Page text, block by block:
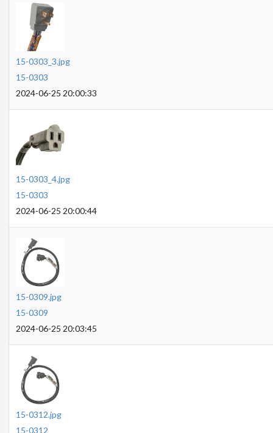
15-0303_3.jpg
15-0303
2024-06-25 20:00:33
15-0303_4.jpg
15-0303
2024-06-25 20:00:44
15-0309.jpg
15-0309
2024-06-25 20:03:45
15-0312.jpg
15-0312